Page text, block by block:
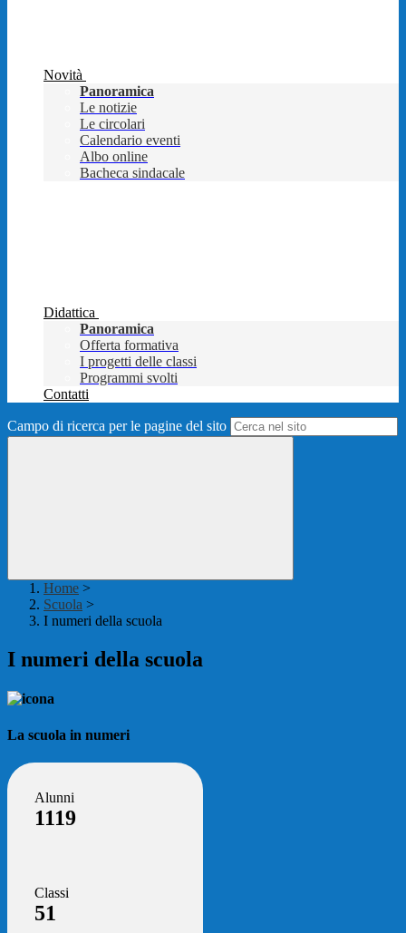
Novità
Panoramica
Le notizie
Le circolari
Calendario eventi
Albo online
Bacheca sindacale
Didattica
Panoramica
Offerta formativa
I progetti delle classi
Programmi svolti
Contatti
Campo di ricerca per le pagine del sito
Home >
Scuola >
I numeri della scuola
I numeri della scuola
La scuola in numeri
Alunni
1119
Classi
51